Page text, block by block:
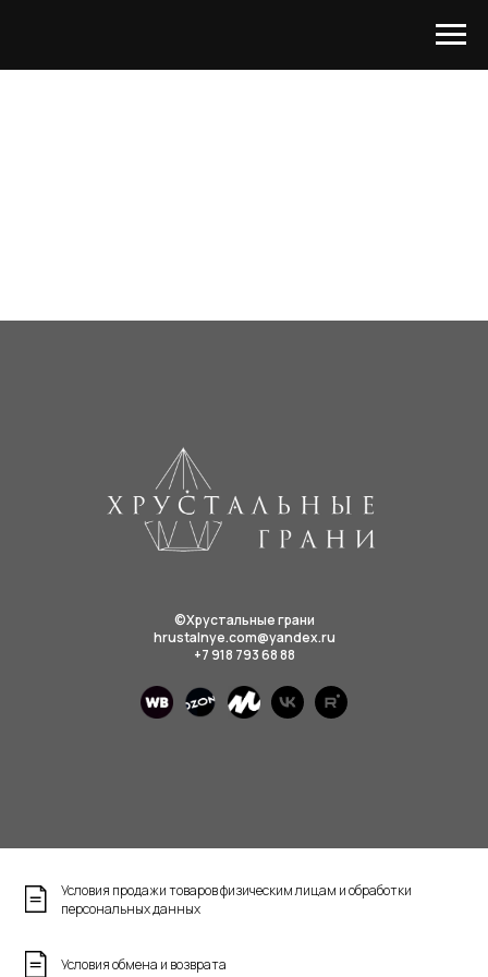
©Хрустальные грани
hrustalnye.com@yandex.ru
+7 918 793 68 88
Условия продажи товаров физическим лицам и обработки
персональных данных
Условия обмена и возврата